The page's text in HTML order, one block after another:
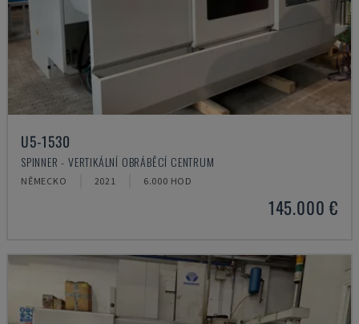
U5-1530
SPINNER - VERTIKÁLNÍ OBRÁBĚCÍ CENTRUM
NĚMECKO 2021 6.000 HOD
145.000 €